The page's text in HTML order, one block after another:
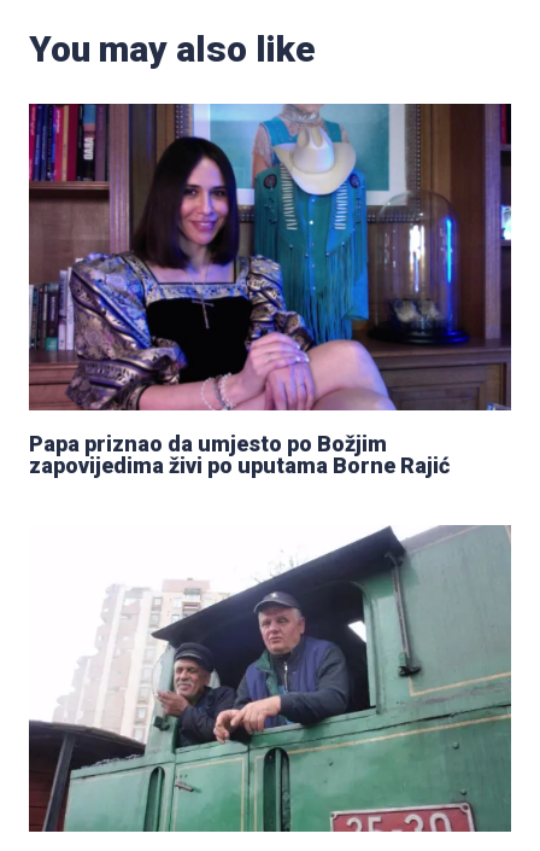
You may also like
Papa priznao da umjesto po Božjim
zapovijedima živi po uputama Borne Rajić